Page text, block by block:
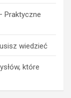
Praktyczne
wiedzieć
które